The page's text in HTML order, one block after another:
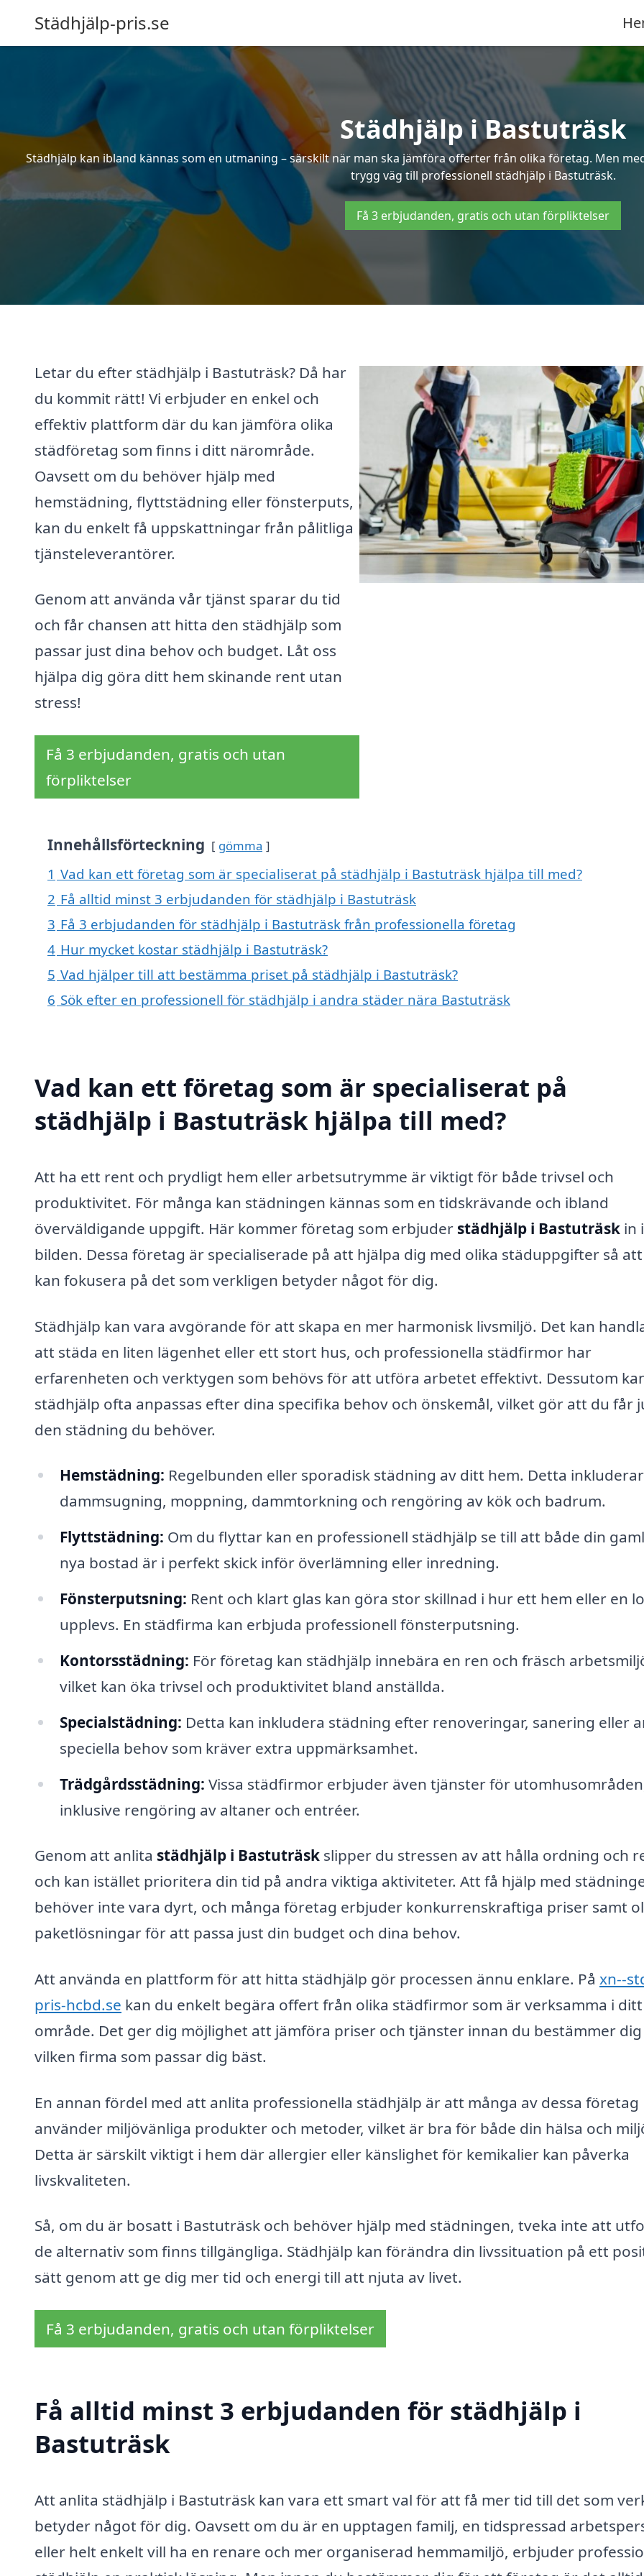
Städhjälp-pris.se
Städhjälp i Bastuträsk
Städhjälp kan ibland kännas som en utmaning – särskilt när man ska jämföra offerter från olika företag. Men
trygg väg till professionell städhjälp i Bastuträsk.
Få 3 erbjudanden, gratis och utan förpliktelser
Letar du efter städhjälp i Bastuträsk? Då har
du kommit rätt! Vi erbjuder en enkel och
effektiv plattform där du kan jämföra olika
städföretag som finns i ditt närområde.
Oavsett om du behöver hjälp med
hemstädning, flyttstädning eller fönsterputs,
kan du enkelt få uppskattningar från pålitliga
tjänsteleverantörer.
Genom att använda vår tjänst sparar du tid
och får chansen att hitta den städhjälp som
passar just dina behov och budget. Låt oss
hjälpa dig göra ditt hem skinande rent utan
stress!
Få 3 erbjudanden, gratis och utan
förpliktelser
Innehållsförteckning gömma
1 Vad kan ett företag som är specialiserat på städhjälp i Bastuträsk hjälpa till med?
2 Få alltid minst 3 erbjudanden för städhjälp i Bastuträsk
3 Få 3 erbjudanden för städhjälp i Bastuträsk från professionella företag
4 Hur mycket kostar städhjälp i Bastuträsk?
5 Vad hjälper till att bestämma priset på städhjälp i Bastuträsk?
6 Sök efter en professionell för städhjälp i andra städer nära Bastuträsk
Vad kan ett företag som är specialiserat på
städhjälp i Bastuträsk hjälpa till med?
Att ha ett rent och prydligt hem eller arbetsutrymme är viktigt för både trivsel och
produktivitet. För många kan städningen kännas som en tidskrävande och ibland
överväldigande uppgift. Här kommer företag som erbjuder städhjälp i Bastuträsk in i
bilden. Dessa företag är specialiserade på att hjälpa dig med olika städuppgifter så
kan fokusera på det som verkligen betyder något för dig.
Städhjälp kan vara avgörande för att skapa en mer harmonisk livsmiljö. Det kan
att städa en liten lägenhet eller ett stort hus, och professionella städfirmor har
erfarenheten och verktygen som behövs för att utföra arbetet effektivt. Dessutom
städhjälp ofta anpassas efter dina specifika behov och önskemål, vilket gör att du får
den städning du behöver.
Hemstädning: Regelbunden eller sporadisk städning av ditt hem. Detta inkluderar
dammsugning, moppning, dammtorkning och rengöring av kök och badrum.
Flyttstädning: Om du flyttar kan en professionell städhjälp se till att både din
nya bostad är i perfekt skick inför överlämning eller inredning.
Fönsterputsning: Rent och klart glas kan göra stor skillnad i hur ett hem eller en
upplevs. En städfirma kan erbjuda professionell fönsterputsning.
Kontorsstädning: För företag kan städhjälp innebära en ren och fräsch
vilket kan öka trivsel och produktivitet bland anställda.
Specialstädning: Detta kan inkludera städning efter renoveringar, sanering eller
speciella behov som kräver extra uppmärksamhet.
Trädgårdsstädning: Vissa städfirmor erbjuder även tjänster för
inklusive rengöring av altaner och entréer.
Genom att anlita städhjälp i Bastuträsk slipper du stressen av att hålla ordning och
och kan istället prioritera din tid på andra viktiga aktiviteter. Att få hjälp med
behöver inte vara dyrt, och många företag erbjuder konkurrenskraftiga priser samt
paketlösningar för att passa just din budget och dina behov.
Att använda en plattform för att hitta städhjälp gör processen ännu enklare. På xn--
pris-hcbd.se kan du enkelt begära offert från olika städfirmor som är verksamma i ditt
område. Det ger dig möjlighet att jämföra priser och tjänster innan du bestämmer
vilken firma som passar dig bäst.
En annan fördel med att anlita professionella städhjälp är att många av dessa företag
använder miljövänliga produkter och metoder, vilket är bra för både din hälsa och
Detta är särskilt viktigt i hem där allergier eller känslighet för kemikalier kan påverka
livskvaliteten.
Så, om du är bosatt i Bastuträsk och behöver hjälp med städningen, tveka inte att
de alternativ som finns tillgängliga. Städhjälp kan förändra din livssituation på ett
sätt genom att ge dig mer tid och energi till att njuta av livet.
Få 3 erbjudanden, gratis och utan förpliktelser
Få alltid minst 3 erbjudanden för städhjälp i
Bastuträsk
Att anlita städhjälp i Bastuträsk kan vara ett smart val för att få mer tid till det som
betyder något för dig. Oavsett om du är en upptagen familj, en tidspressad
eller helt enkelt vill ha en renare och mer organiserad hemmamiljö, erbjuder